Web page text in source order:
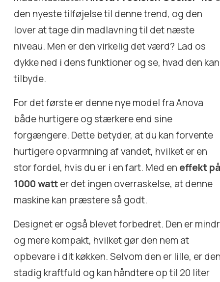
den nyeste tilføjelse til denne trend, og den
lover at tage din madlavning til det næste
niveau. Men er den virkelig det værd? Lad os
dykke ned i dens funktioner og se, hvad den kan
tilbyde.
For det første er denne nye model fra Anova
både hurtigere og stærkere end sine
forgængere. Dette betyder, at du kan forvente
hurtigere opvarmning af vandet, hvilket er en
stor fordel, hvis du er i en fart. Med en effekt
1000 watter det ingen overraskelse, at denne
maskine kan præstere så godt.
Designet er også blevet forbedret. Den er
og mere kompakt, hvilket gør den nem at
opbevare i dit køkken. Selvom den er lille, er
stadig kraftfuld og kan håndtere op til 20 liter